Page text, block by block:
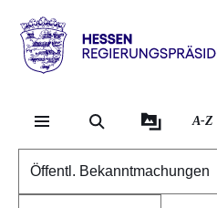
Hessen
RP
A-Z
Öffentl. Bekanntmachungen